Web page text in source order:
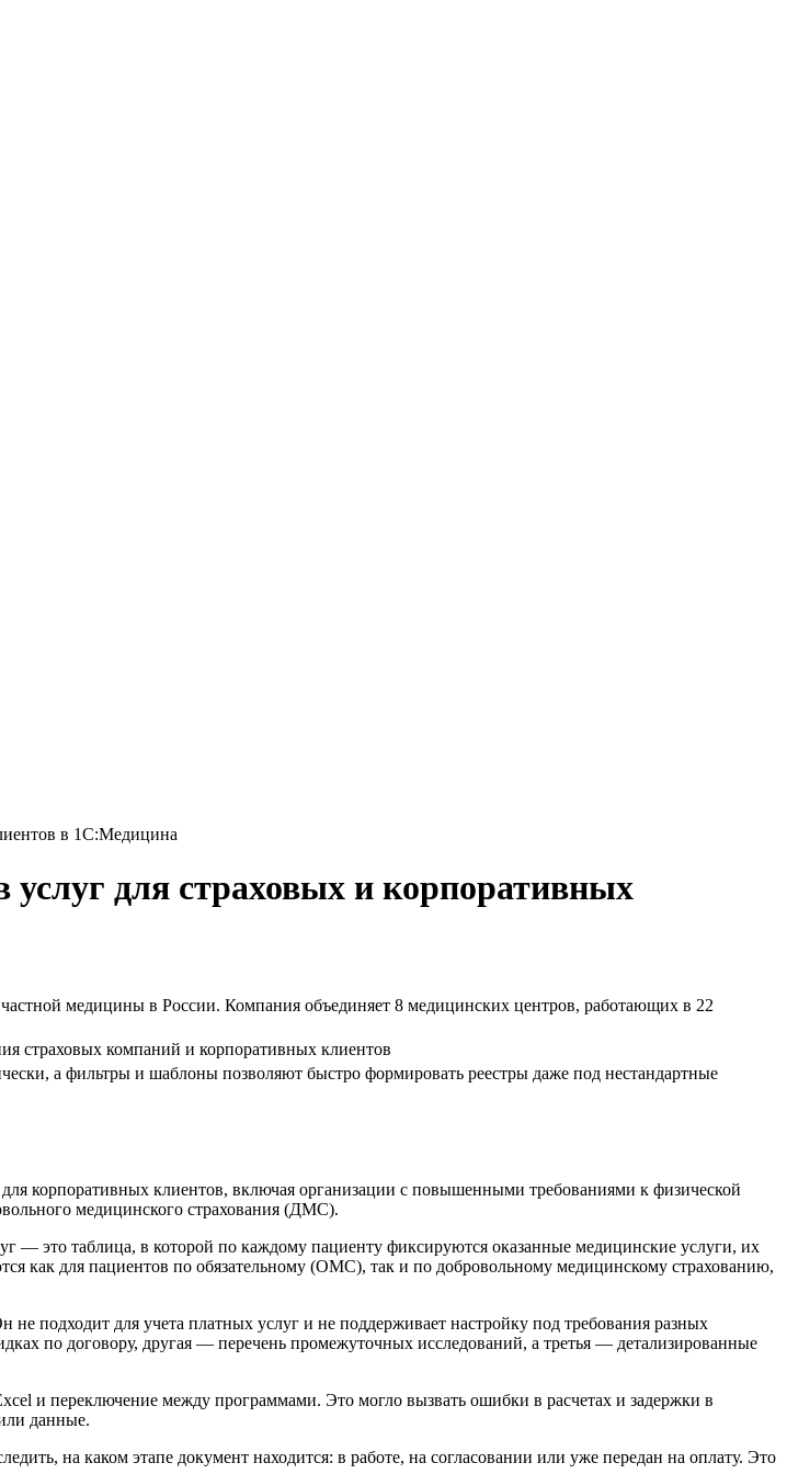
в 1С:Медицина
услуг для страховых и корпоративных
медицины в России. Компания объединяет 8 медицинских центров, работающих в 22
страховых компаний и корпоративных клиентов
а фильтры и шаблоны позволяют быстро формировать реестры даже под нестандартные
корпоративных клиентов, включая организации с повышенными требованиями к физической
медицинского страхования (ДМС).
— это таблица, в которой по каждому пациенту фиксируются оказанные медицинские услуги, их
как для пациентов по обязательному (ОМС), так и по добровольному медицинскому страхованию,
подходит для учета платных услуг и не поддерживает настройку под требования разных
по договору, другая — перечень промежуточных исследований, а третья — детализированные
и переключение между программами. Это могло вызвать ошибки в расчетах и задержки в
данные.
на каком этапе документ находится: в работе, на согласовании или уже передан на оплату. Это